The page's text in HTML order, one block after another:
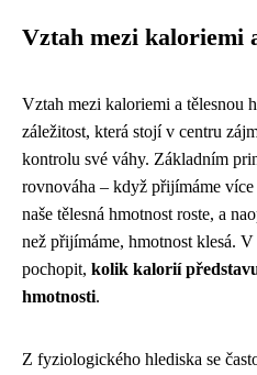
Vztah mezi kaloriemi
Vztah mezi kaloriemi a tělesnou
záležitost, která stojí v centru
kontrolu své váhy. Základním
rovnováha – když přijímáme
naše tělesná hmotnost roste, a
než přijímáme, hmotnost klesá.
pochopit, kolik kalorií
hmotnosti.
Z fyziologického hlediska se